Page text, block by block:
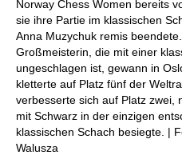
Norway Chess Women bereits
sie ihre Partie im klassischen
Anna Muzychuk remis
Großmeisterin, die mit einer
ungeschlagen ist, gewann in
kletterte auf Platz fünf der
verbesserte sich auf Platz zwei,
mit Schwarz in der einzigen
klassischen Schach besiegte. |
Walusza